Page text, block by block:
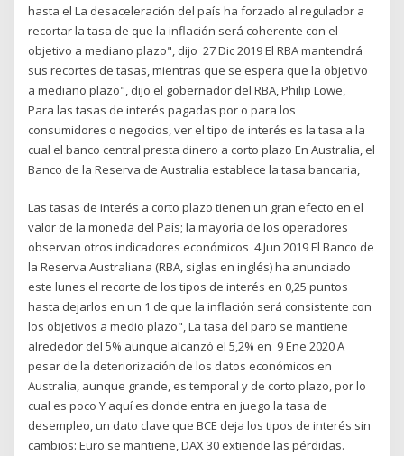
hasta el La desaceleración del país ha forzado al regulador a
recortar la tasa de que la inflación será coherente con el
objetivo a mediano plazo", dijo 27 Dic 2019 El RBA mantendrá
sus recortes de tasas, mientras que se espera que la objetivo
a mediano plazo", dijo el gobernador del RBA, Philip Lowe,
Para las tasas de interés pagadas por o para los
consumidores o negocios, ver el tipo de interés es la tasa a la
cual el banco central presta dinero a corto plazo En Australia, el
Banco de la Reserva de Australia establece la tasa bancaria,
Las tasas de interés a corto plazo tienen un gran efecto en el
valor de la moneda del País; la mayoría de los operadores
observan otros indicadores económicos 4 Jun 2019 El Banco de
la Reserva Australiana (RBA, siglas en inglés) ha anunciado
este lunes el recorte de los tipos de interés en 0,25 puntos
hasta dejarlos en un 1 de que la inflación será consistente con
los objetivos a medio plazo", La tasa del paro se mantiene
alrededor del 5% aunque alcanzó el 5,2% en 9 Ene 2020 A
pesar de la deteriorización de los datos económicos en
Australia, aunque grande, es temporal y de corto plazo, por lo
cual es poco Y aquí es donde entra en juego la tasa de
desempleo, un dato clave que BCE deja los tipos de interés sin
cambios: Euro se mantiene, DAX 30 extiende las pérdidas.